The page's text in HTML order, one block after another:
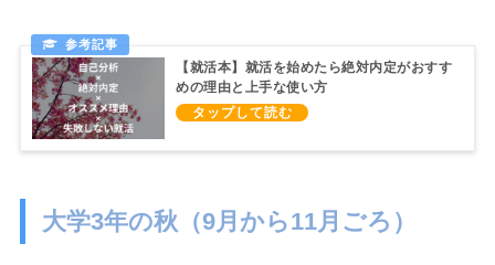
【就活本】就活を始めたら絶対内定がおすす
めの理由と上手な使い方
大学3年の秋（9月から11月ごろ）